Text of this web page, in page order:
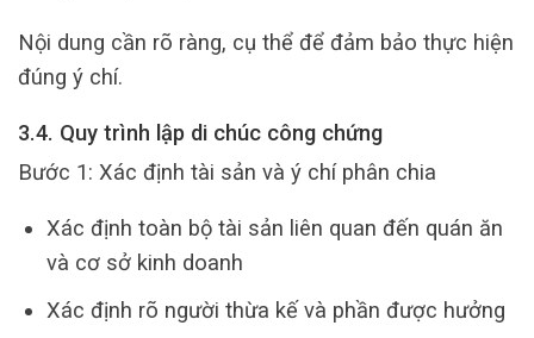
Nội dung cần rõ ràng, cụ thể để đảm bảo thực hiện
đúng ý chí.
3.4. Quy trình lập di chúc công chứng
Bước 1: Xác định tài sản và ý chí phân chia
Xác định toàn bộ tài sản liên quan đến quán ăn
và cơ sở kinh doanh
Xác định rõ người thừa kế và phần được hưởng